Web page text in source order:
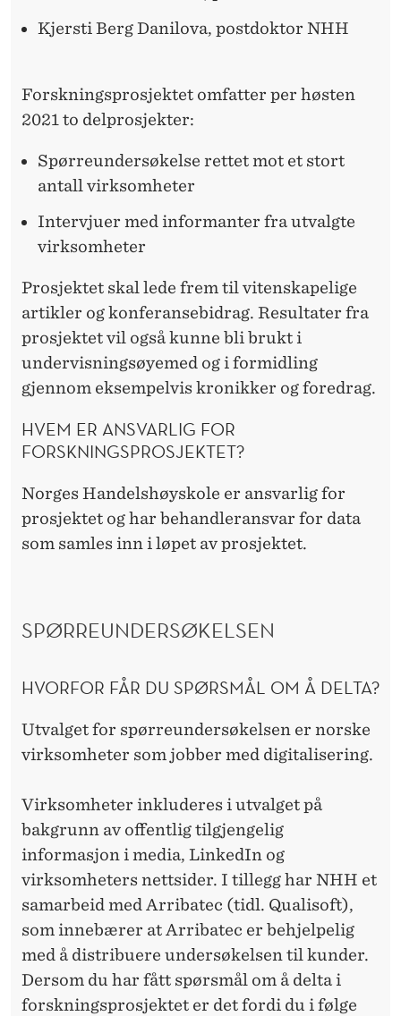
Kjersti Berg Danilova, postdoktor NHH
Forskningsprosjektet omfatter per høsten
2021 to delprosjekter:
Spørreundersøkelse rettet mot et stort
antall virksomheter
Intervjuer med informanter fra utvalgte
virksomheter
Prosjektet skal lede frem til vitenskapelige
artikler og konferansebidrag. Resultater fra
prosjektet vil også kunne bli brukt i
undervisningsøyemed og i formidling
gjennom eksempelvis kronikker og foredrag.
HVEM ER ANSVARLIG FOR
FORSKNINGSPROSJEKTET?
Norges Handelshøyskole er ansvarlig for
prosjektet og har behandleransvar for data
som samles inn i løpet av prosjektet.
SPØRREUNDERSØKELSEN
HVORFOR FÅR DU SPØRSMÅL OM Å DELTA?
Utvalget for spørreundersøkelsen er norske
virksomheter som jobber med digitalisering.
Virksomheter inkluderes i utvalget på
bakgrunn av offentlig tilgjengelig
informasjon i media, LinkedIn og
virksomheters nettsider. I tillegg har NHH et
samarbeid med Arribatec (tidl. Qualisoft),
som innebærer at Arribatec er behjelpelig
med å distribuere undersøkelsen til kunder.
Dersom du har fått spørsmål om å delta i
forskningsprosjektet er det fordi du i følge